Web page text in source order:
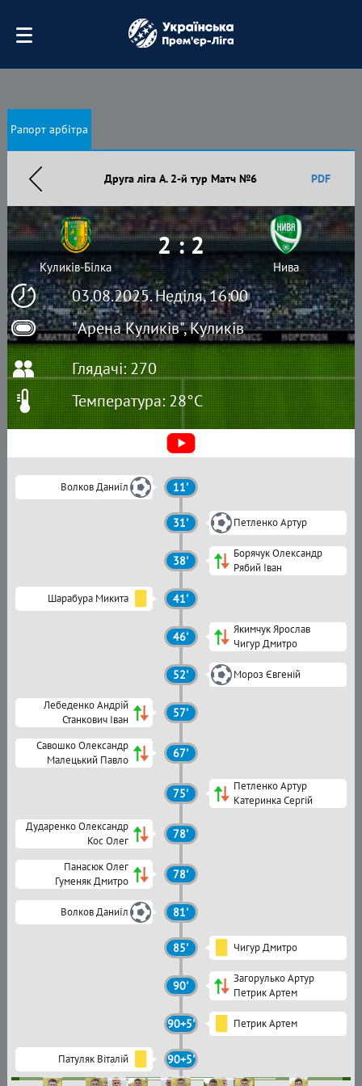
Рапорт арбітра
Друга ліга А. 2-й тур Матч №6 PDF
03.08.2025. Неділя, 16:00
"Арена Куликів", Куликів
Куликів-Білка
2 : 2
Нива
Глядачі: 270
Температура: 28°C
Волков Даниїл 11'
31' Петленко Артур
38'
Борячук Олександр
Рябий Іван
Шарабура Микита 41'
46'
Якимчук Ярослав
Чигур Дмитро
52' Мороз Євгеній
Лебеденко Андрій
Станкович Іван
57'
Савошко Олександр
Малецький Павло
67'
75'
Петленко Артур
Катеринка Сергій
Дударенко Олександр
Кос Олег
78'
Панасюк Олег
Гуменяк Дмитро
78'
Волков Даниїл 81'
85' Чигур Дмитро
90'
Загорулько Артур
Петрик Артем
90+5' Петрик Артем
Патуляк Віталій 90+5'